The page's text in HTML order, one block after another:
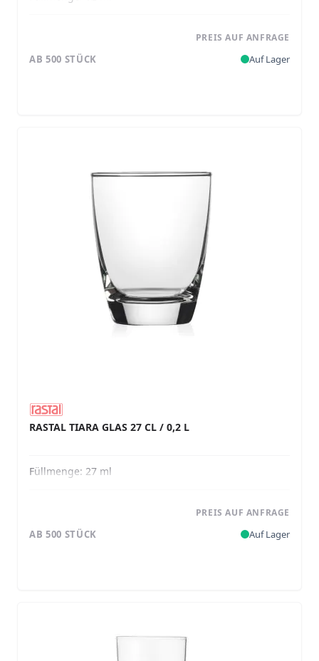
PREIS AUF ANFRAGE
AB 500 STÜCK Auf Lager
RASTAL TIARA GLAS 27 CL / 0,2 L
Füllmenge: 27 ml
PREIS AUF ANFRAGE
AB 500 STÜCK Auf Lager